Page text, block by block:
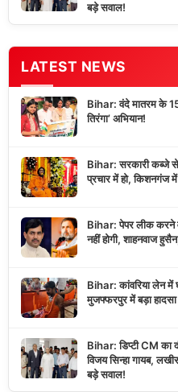
बड़े सवाल!
LATEST NEWS
Bihar: वंदे मातरम के
तिरंगा’ अभियान!
Bihar: सरकारी कब्जे से
प्रचार में हो, किशनगंज में
Bihar: पेपर लीक करने
नहीं होगी, शाहनवाज
Bihar: कांवरिया लेन में
मुजफ्फरपुर में बड़ा
Bihar: डिप्टी CM का
विजय सिन्हा गायब,
बड़े सवाल!